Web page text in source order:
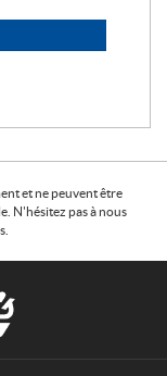
et ne peuvent être
N'hésitez pas à nous